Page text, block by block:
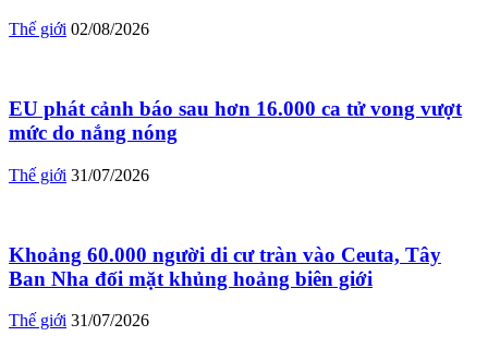
Thế giới 02/08/2026
EU phát cảnh báo sau hơn 16.000 ca tử vong vượt
mức do nắng nóng
Thế giới 31/07/2026
Khoảng 60.000 người di cư tràn vào Ceuta, Tây
Ban Nha đối mặt khủng hoảng biên giới
Thế giới 31/07/2026